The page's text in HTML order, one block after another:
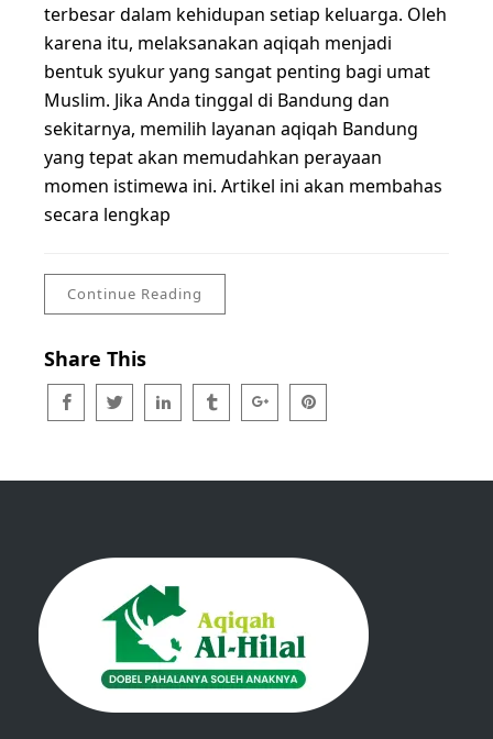
terbesar dalam kehidupan setiap keluarga. Oleh
karena itu, melaksanakan aqiqah menjadi
bentuk syukur yang sangat penting bagi umat
Muslim. Jika Anda tinggal di Bandung dan
sekitarnya, memilih layanan aqiqah Bandung
yang tepat akan memudahkan perayaan
momen istimewa ini. Artikel ini akan membahas
secara lengkap
Continue Reading
Share This